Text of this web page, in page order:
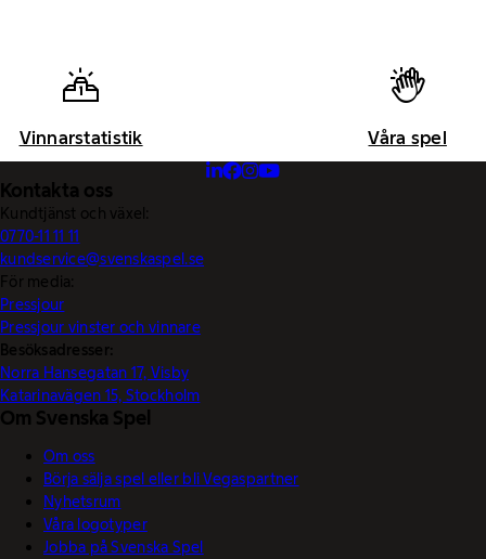
Vinnarstatistik Våra spel
Kontakta oss
Kundtjänst och växel:
0770-11 11 11
kundservice@svenskaspel.se
För media:
Pressjour
Pressjour vinster och vinnare
Besöksadresser:
Norra Hansegatan 17, Visby
Katarinavägen 15, Stockholm
Om Svenska Spel
Om oss
Börja sälja spel eller bli Vegaspartner
Nyhetsrum
Våra logotyper
Jobba på Svenska Spel